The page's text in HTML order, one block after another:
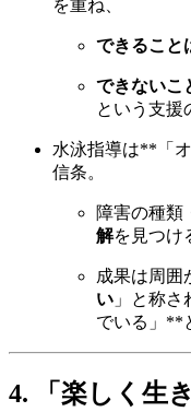
を重ね、
できること
できないこ
という支援
水泳指導は**「
信条。
障害の種類
解を見つけ
成果は周囲
い 」と称
でいる」**
4. 「楽しく生